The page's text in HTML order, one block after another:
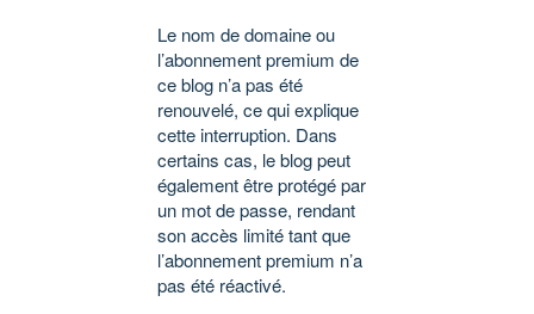
Le nom de domaine ou
l’abonnement premium de
ce blog n’a pas été
renouvelé, ce qui explique
cette interruption. Dans
certains cas, le blog peut
également être protégé par
un mot de passe, rendant
son accès limité tant que
l’abonnement premium n’a
pas été réactivé.